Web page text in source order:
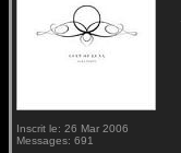
Inscrit le: 26 Mar 2006
Messages: 691